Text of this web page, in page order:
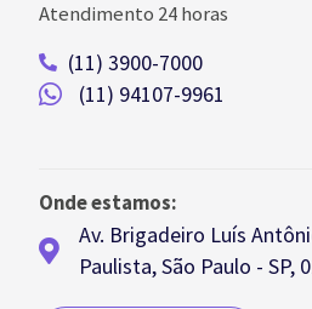
Atendimento 24 horas
(11) 3900-7000
(11) 94107-9961
Onde estamos:
Av. Brigadeiro Luís
Paulista, São Paulo - SP,